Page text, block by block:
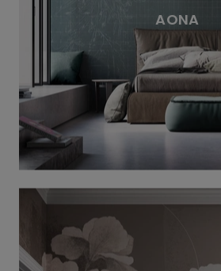
AONA